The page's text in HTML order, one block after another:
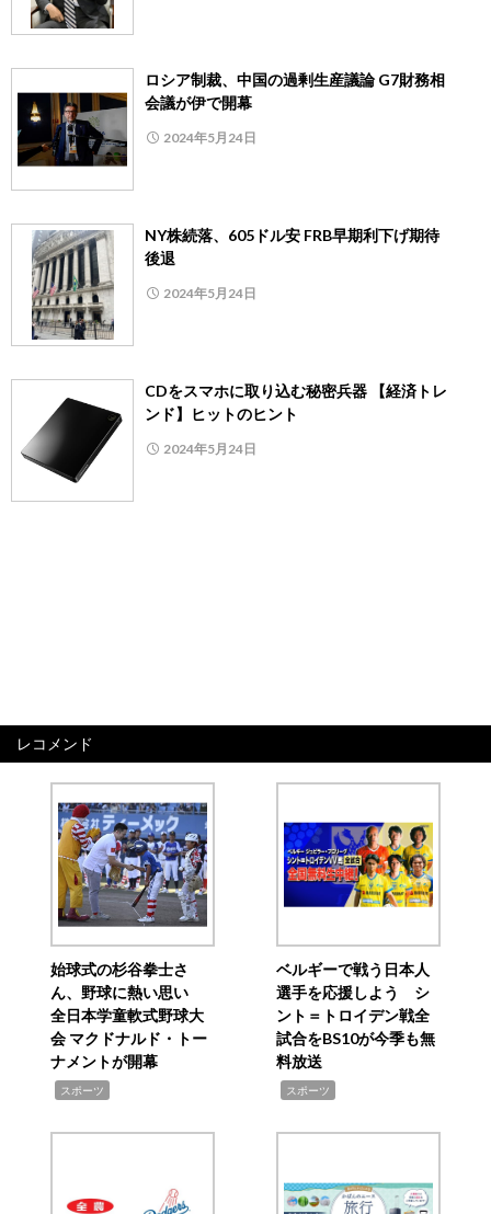
ロシア制裁、中国の過剰生産議論 G7財務相
会議が伊で開幕
2024年5月24日
NY株続落、605ドル安 FRB早期利下げ期待
後退
2024年5月24日
CDをスマホに取り込む秘密兵器 【経済トレ
ンド】ヒットのヒント
2024年5月24日
レコメンド
始球式の杉谷拳士さ
ん、野球に熱い思い
全日本学童軟式野球大
会 マクドナルド・トー
ナメントが開幕
スポーツ
ベルギーで戦う日本人
選手を応援しよう シ
ント＝トロイデン戦全
試合をBS10が今季も無
料放送
スポーツ